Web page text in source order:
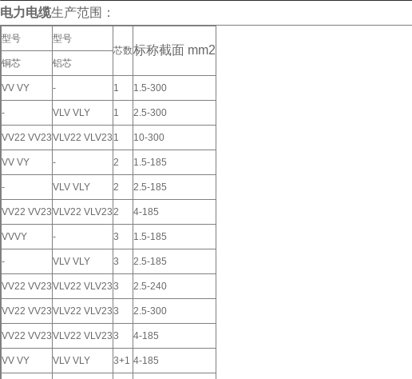
电力电缆生产范围：
型号
型号
芯数标称截面 mm2
铜芯 铝芯
VV VY - 1 1.5-300
- VLV VLY 1 2.5-300
VV22 VV23VLV22 VLV23 1 10-300
VV VY - 2 1.5-185
- VLV VLY 2 2.5-185
VV22 VV23VLV22 VLV232 4-185
VVVY - 3 1.5-185
- VLV VLY 3 2.5-185
VV22 VV23VLV22 VLV233 2.5-240
VV22 VV23VLV22 VLV233 2.5-300
VV22 VV23VLV22 VLV233 4-185
VV VY VLV VLY 3+1 4-185